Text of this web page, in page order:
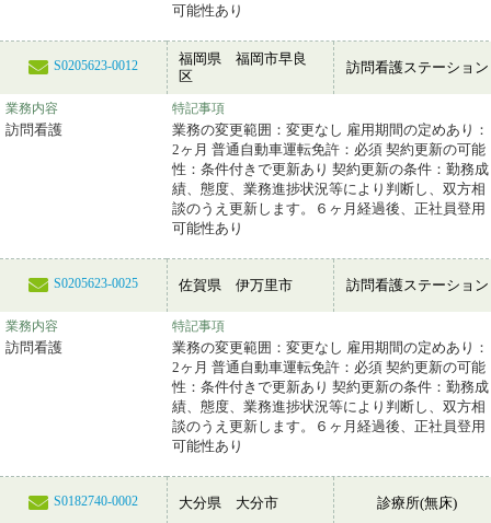
可能性あり
S0205623-0012
福岡県 福岡市早良
区
訪問看護ステーション
業務内容
訪問看護
特記事項
業務の変更範囲：変更なし 雇用期間の定めあり：
2ヶ月 普通自動車運転免許：必須 契約更新の可能
性：条件付きで更新あり 契約更新の条件：勤務成
績、態度、業務進捗状況等により判断し、双方相
談のうえ更新します。６ヶ月経過後、正社員登用
可能性あり
S0205623-0025 佐賀県 伊万里市 訪問看護ステーション
業務内容
訪問看護
特記事項
業務の変更範囲：変更なし 雇用期間の定めあり：
2ヶ月 普通自動車運転免許：必須 契約更新の可能
性：条件付きで更新あり 契約更新の条件：勤務成
績、態度、業務進捗状況等により判断し、双方相
談のうえ更新します。６ヶ月経過後、正社員登用
可能性あり
S0182740-0002 大分県 大分市 診療所(無床)